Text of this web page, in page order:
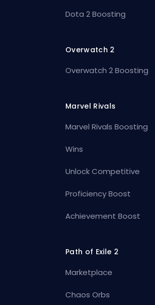
Dota 2 Boosting
Overwatch 2
Overwatch 2 Boosting
Marvel Rivals
Marvel Rivals Boosting
Wins
Unlock Competitive
Proficiency Boost
Achievement Boost
Path of Exile 2
Marketplace
Chaos Orbs